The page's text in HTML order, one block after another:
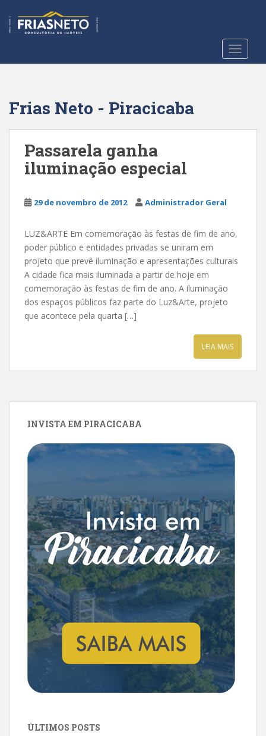
t
Frias Neto - Piracicaba
Passarela ganha
iluminação especial
29 de novembro de 2012 Administrador Geral
LUZ&ARTE Em comemoração às festas de fim de ano,
poder público e entidades privadas se uniram em
projeto que prevê iluminação e apresentações culturais
A cidade fica mais iluminada a partir de hoje em
comemoração às festas de fim de ano. A iluminação
dos espaços públicos faz parte do Luz&Arte, projeto
que acontece pela quarta […]
LEIA MAIS
INVISTA EM PIRACICABA
ÚLTIMOS POSTS